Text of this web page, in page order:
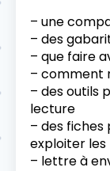
– une
– des
– que faire
– comment
– des outils
lecture
– des fiches
exploiter
– lettre à